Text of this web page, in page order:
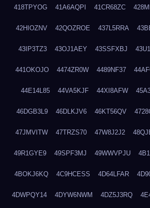
418TPYOG 41A6AQPI 41CR68ZC
42HIOZNV 42QOZROE 437L5RRA
43IP3TZ3 43OJ1AEY 43SSFXBJ
441OKOJO 4474ZR0W 4489NF37
44E14L85 44VA5KJF 44XI8AFW
46DGB3L9 46DLKJV6 46KT56QV
47JMVITW 47TRZS70 47W8J2J2
49R1GYE9 49SPF3MJ 49WWVPJU
4BOKJ6KQ 4C9HCESS 4D64LFAR
4DWPQY14 4DYW6NWM 4DZ5J3RQ